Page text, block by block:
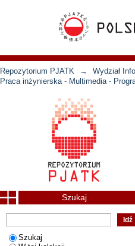
Repozytorium PJATK →
Wydział
Praca inżynierska - Multimedia -
Szukaj
Szukaj